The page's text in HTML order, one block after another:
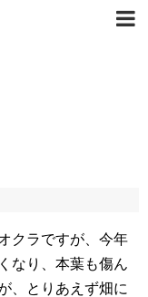
クラですが、今年
なり、本葉も傷ん
、とりあえず畑に